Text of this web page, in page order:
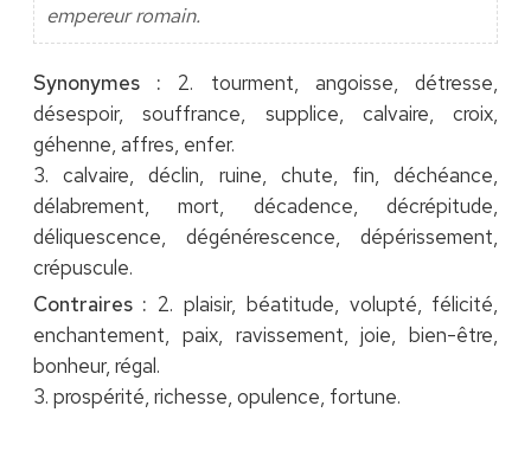
empereur romain.
Synonymes : 2. tourment, angoisse, détresse,
désespoir, souffrance, supplice, calvaire, croix,
géhenne, affres, enfer.
3. calvaire, déclin, ruine, chute, fin, déchéance,
délabrement, mort, décadence, décrépitude,
déliquescence, dégénérescence, dépérissement,
crépuscule.
Contraires : 2. plaisir, béatitude, volupté, félicité,
enchantement, paix, ravissement, joie, bien-être,
bonheur, régal.
3. prospérité, richesse, opulence, fortune.